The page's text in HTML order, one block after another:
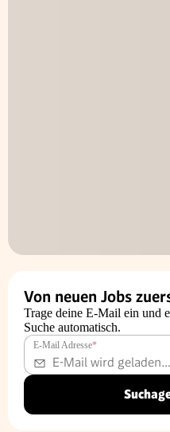
Von neuen Jobs
Trage deine E-Mail ein und
Suche automatisch.
E-Mail Adresse*